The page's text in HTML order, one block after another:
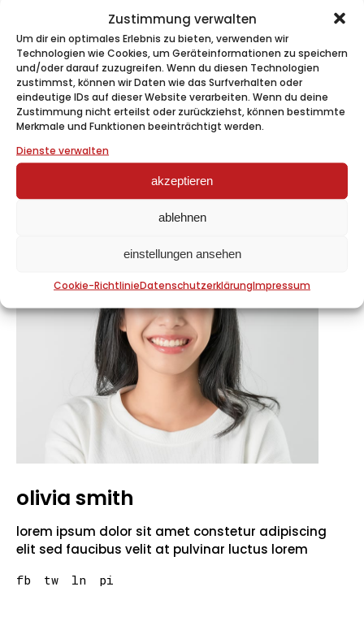
Zustimmung verwalten
Um dir ein optimales Erlebnis zu bieten, verwenden wir
Technologien wie Cookies, um Geräteinformationen zu speichern
und/oder darauf zuzugreifen. Wenn du diesen Technologien
zustimmst, können wir Daten wie das Surfverhalten oder
eindeutige IDs auf dieser Website verarbeiten. Wenn du deine
Zustimmung nicht erteilst oder zurückziehst, können bestimmte
Merkmale und Funktionen beeinträchtigt werden.
Dienste verwalten
akzeptieren
ablehnen
einstellungen ansehen
Cookie-RichtlinieDatenschutzerklärungImpressum
Pressekonferenz Adlerherzen
recent comments
Es sind keine Kommentare vorhanden.
olivia smith
lorem ipsum dolor sit amet constetur adipiscing
elit sed faucibus velit at pulvinar luctus lorem
fb tw ln pi